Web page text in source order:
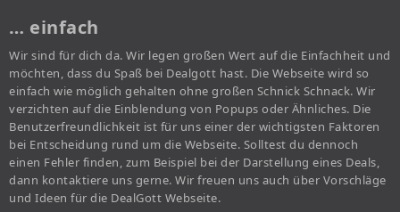
… einfach
Wir sind für dich da. Wir legen großen Wert auf die Einfachheit und
möchten, dass du Spaß bei Dealgott hast. Die Webseite wird so
einfach wie möglich gehalten ohne großen Schnick Schnack. Wir
verzichten auf die Einblendung von Popups oder Ähnliches. Die
Benutzerfreundlichkeit ist für uns einer der wichtigsten Faktoren
bei Entscheidung rund um die Webseite. Solltest du dennoch
einen Fehler finden, zum Beispiel bei der Darstellung eines Deals,
dann kontaktiere uns gerne. Wir freuen uns auch über Vorschläge
und Ideen für die DealGott Webseite.